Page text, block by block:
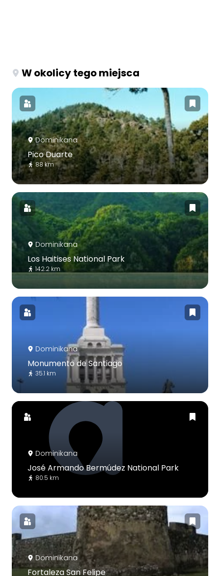
W okolicy tego miejsca
Dominikana
Pico Duarte
88 km
Dominikana
Los Haitises National Park
142.2 km
Dominikana
Monumento de Santiago
35.1 km
Dominikana
José Armando Bermúdez National Park
80.5 km
Dominikana
Fortaleza San Felipe